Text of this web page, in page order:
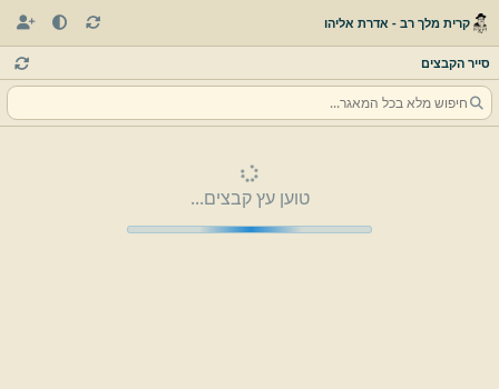
קרית מלך רב - אדרת אליהו
סייר הקבצים
טוען עץ קבצים...